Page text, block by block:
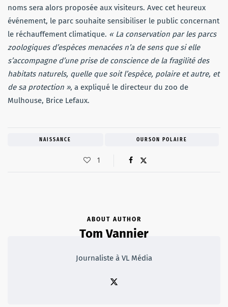
noms sera alors proposée aux visiteurs. Avec cet heureux
événement, le parc souhaite sensibiliser le public concernant
le réchauffement climatique. « La conservation par les parcs
zoologiques d’espèces menacées n’a de sens que si elle
s’accompagne d’une prise de conscience de la fragilité des
habitats naturels, quelle que soit l’espèce, polaire et autre, et
de sa protection », a expliqué le directeur du zoo de
Mulhouse, Brice Lefaux.
NAISSANCE OURSON POLAIRE
1
ABOUT AUTHOR
Tom Vannier
Journaliste à VL Média